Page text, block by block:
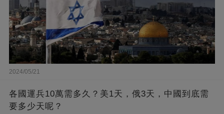
2024/05/21
各國運兵10萬需多久？美1天，俄3天，中國到底需
要多少天呢？